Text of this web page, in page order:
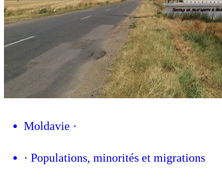
Moldavie ·
· Populations, minorités et migrations